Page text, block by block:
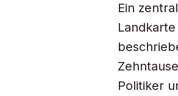
Ein
Politiker